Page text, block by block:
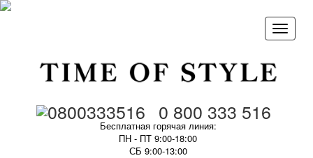
0 800 333 516
Бесплатная горячая линия:
ПН - ПТ 9:00-18:00
СБ 9:00-13:00